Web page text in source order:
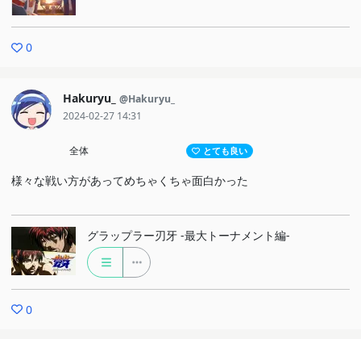
0
Hakuryu_ @Hakuryu_
2024-02-27 14:31
全体 とても良い
様々な戦い方があってめちゃくちゃ面白かった
グラップラー刃牙 -最大トーナメント編-
0